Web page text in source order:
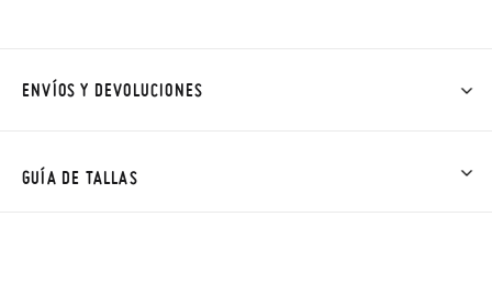
ENVÍOS Y DEVOLUCIONES
Talla/Color también son GRATIS y puedes realizarlos hasta en
GUÍA DE TALLAS